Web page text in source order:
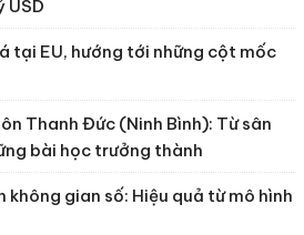
USD
tại EU, hướng tới những cột mốc
Thanh Đức (Ninh Bình): Từ sân
bài học trưởng thành
không gian số: Hiệu quả từ mô hình